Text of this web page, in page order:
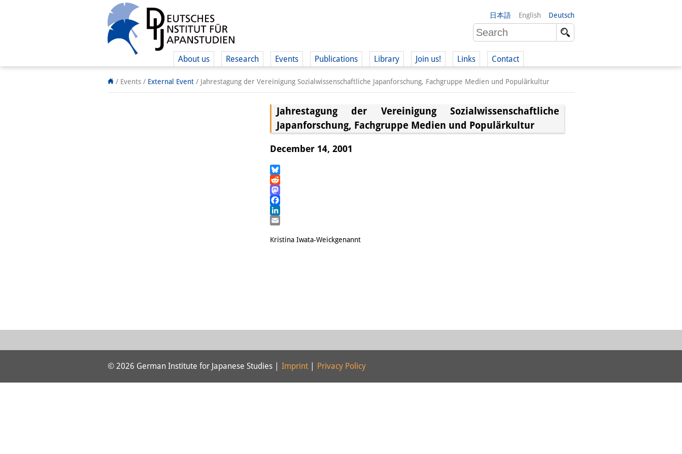
日本語 English Deutsch
About us Research Events Publications Library Join us!
(German)
Links Contact
/ Events / External Event / Jahrestagung der Vereinigung Sozialwissenschaftliche Japanforschung, Fachgruppe Medien und Populärkultur
Jahrestagung der Vereinigung Sozialwissenschaftliche
Japanforschung, Fachgruppe Medien und Populärkultur
December 14, 2001
Bluesky
Reddit
Mastodon
Facebook
LinkedIn
Kristina Iwata-Weickgenannt
© 2026 German Institute for Japanese Studies | Imprint Privacy Policy